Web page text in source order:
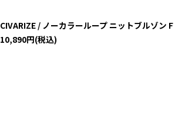
CIVARIZE / ノーカラーループ ニットブルゾ
10,890円(税込)